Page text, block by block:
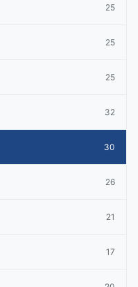
25
25
25
32
30
26
21
17